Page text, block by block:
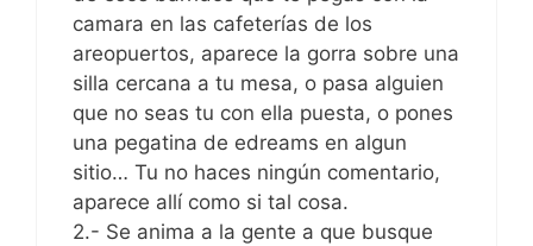
camara en las cafeterías de los
areopuertos, aparece la gorra sobre una
silla cercana a tu mesa, o pasa alguien
que no seas tu con ella puesta, o pones
una pegatina de edreams en algun
sitio… Tu no haces ningún comentario,
aparece allí como si tal cosa.
2.- Se anima a la gente a que busque